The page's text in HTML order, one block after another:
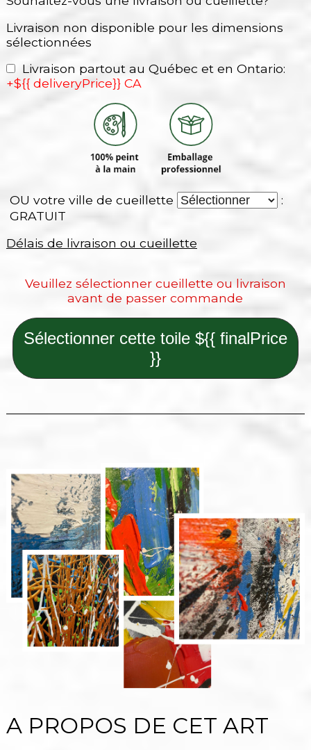
Livraison non disponible pour les dimensions
sélectionnées
Livraison partout au Québec et en Ontario:
+${{ deliveryPrice}} CA
OU votre ville de cueillette
:
GRATUIT
Délais de livraison ou cueillette
Veuillez sélectionner cueillette ou livraison
avant de passer commande
Sélectionner cette toile ${{ finalPrice
}}
A PROPOS DE CET ART